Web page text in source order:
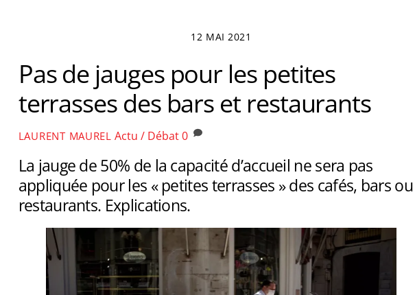
12 MAI 2021
Pas de jauges pour les petites
terrasses des bars et restaurants
LAURENT MAUREL Actu / Débat0
La jauge de 50% de la capacité d’accueil ne sera pas
appliquée pour les « petites terrasses » des cafés, bars ou
restaurants. Explications.